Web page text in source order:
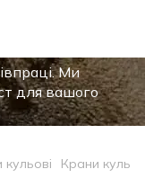
Ми
для вашого
Крани